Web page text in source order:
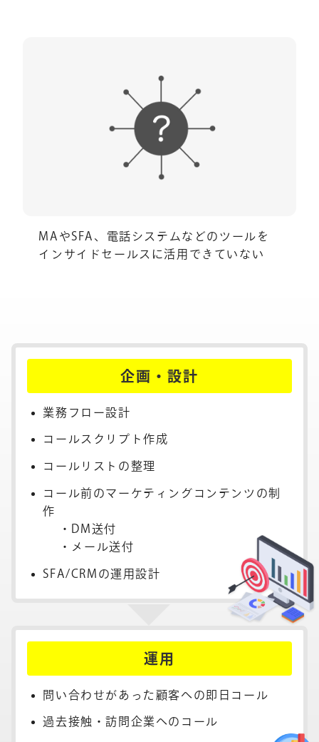
MAやSFA、電話システムなどのツールを
インサイドセールスに活用できていない
企画・設計
業務フロー設計
コールスクリプト作成
コールリストの整理
コール前のマーケティングコンテンツの制
作
・DM送付
・メール送付
SFA/CRMの運用設計
運用
問い合わせがあった顧客への即日コール
過去接触・訪問企業へのコール